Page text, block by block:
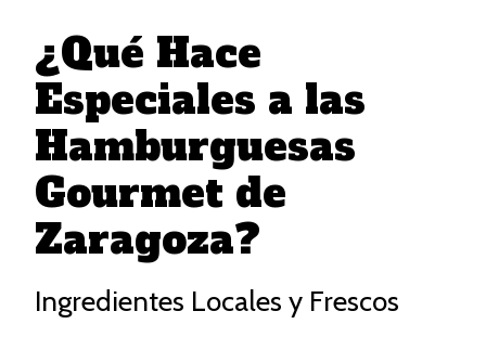
¿Qué Hace
Especiales a las
Hamburguesas
Gourmet de
Zaragoza?
Ingredientes Locales y Frescos